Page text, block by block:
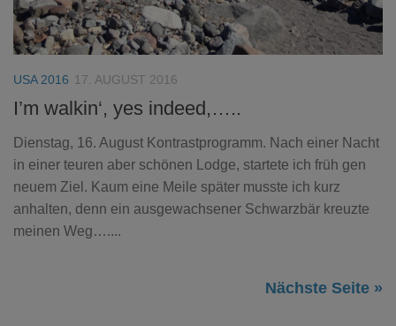
USA 2016 17. AUGUST 2016
I’m walkin‘, yes indeed,…..
Dienstag, 16. August Kontrastprogramm. Nach einer Nacht
in einer teuren aber schönen Lodge, startete ich früh gen
neuem Ziel. Kaum eine Meile später musste ich kurz
anhalten, denn ein ausgewachsener Schwarzbär kreuzte
meinen Weg…....
Nächste Seite »